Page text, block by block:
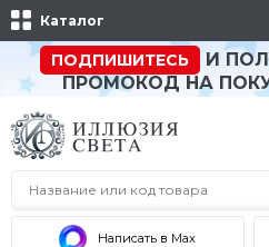
Каталог
ПОДПИШИТЕСЬ
И
ПРОМОКОД НА
Написать в Max